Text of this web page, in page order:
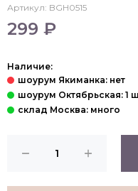
Артикул: BGH0515
299 ₽
Наличие: